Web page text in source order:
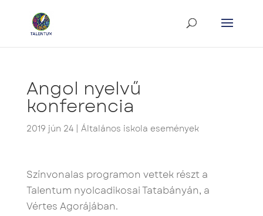
Angol nyelvű
konferencia
2019 jún 24| Általános iskola események
Színvonalas programon vettek részt a
Talentum nyolcadikosai Tatabányán, a
Vértes Agorájában.